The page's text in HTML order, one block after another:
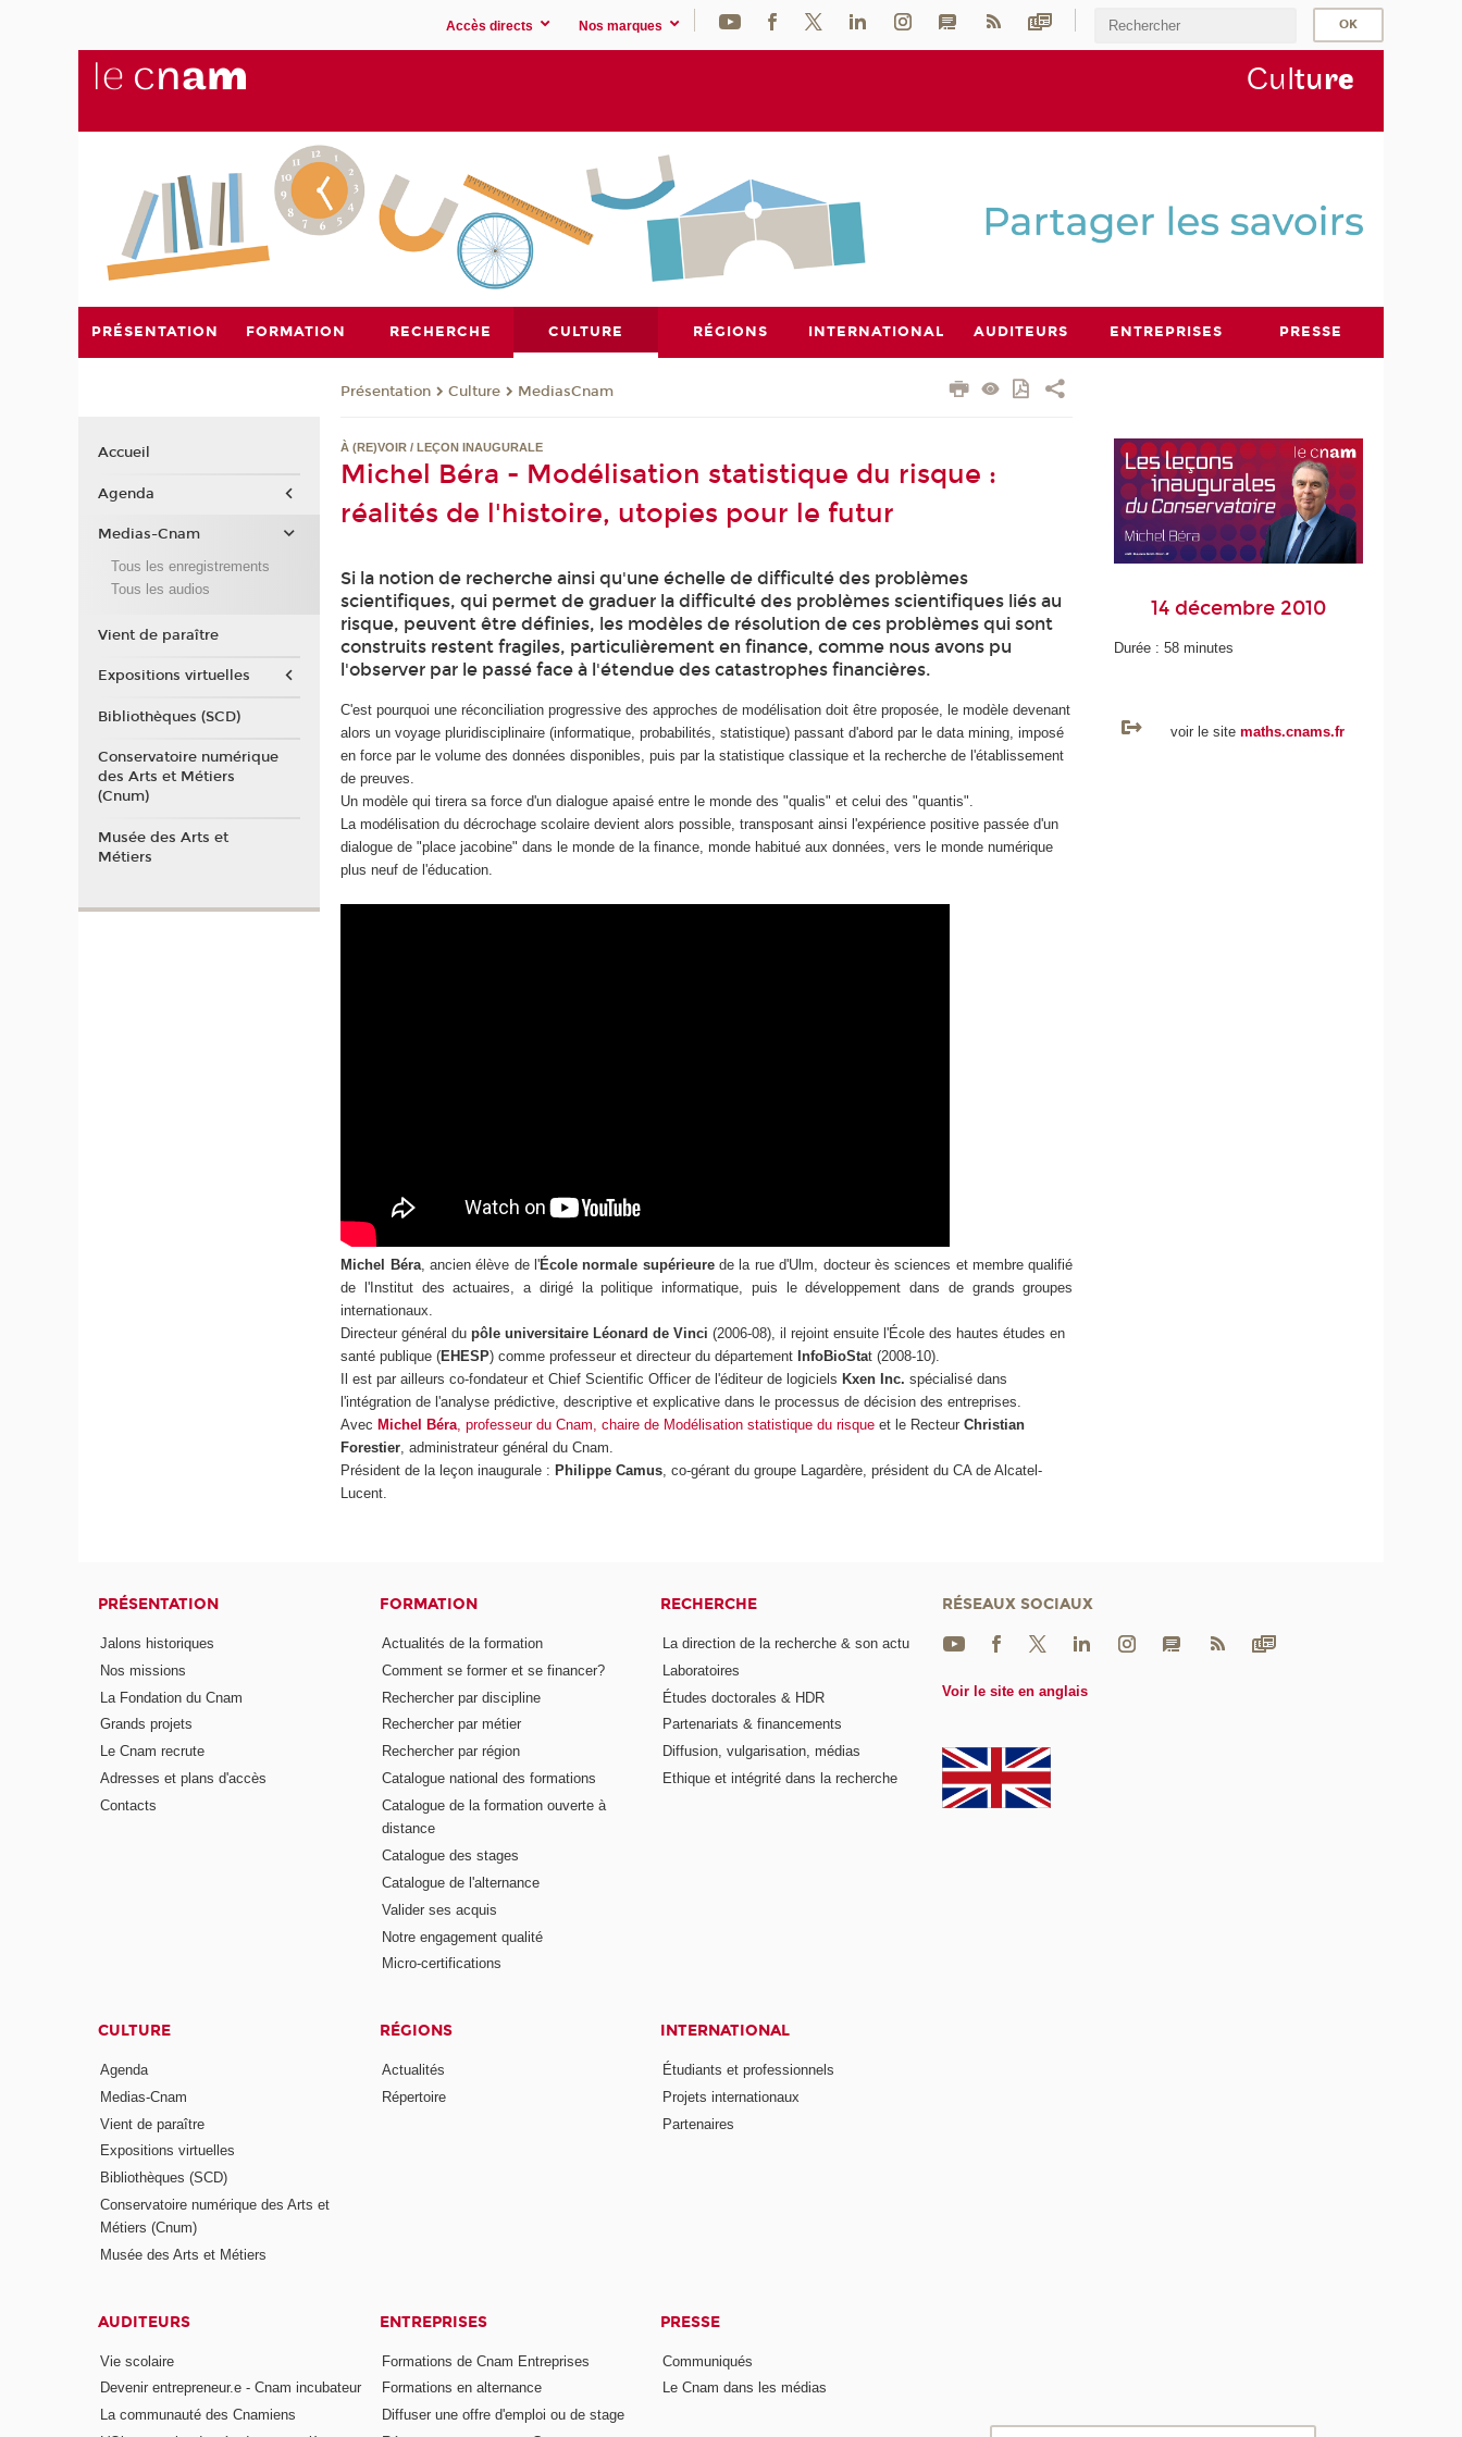
Accès directs Nos marques
Culture
PRÉSENTATION FORMATION RECHERCHE CULTURE RÉGIONS INTERNATIONAL AUDITEURS ENTREPRISES PRESSE
Présentation Culture MediasCnam
À (RE)VOIR / LEÇON INAUGURALE
Michel Béra - Modélisation statistique du risque :
réalités de l'histoire, utopies pour le futur
Si la notion de recherche ainsi qu'une échelle de difficulté des problèmes
scientifiques, qui permet de graduer la difficulté des problèmes scientifiques liés au
risque, peuvent être définies, les modèles de résolution de ces problèmes qui sont
construits restent fragiles, particulièrement en finance, comme nous avons pu
l'observer par le passé face à l'étendue des catastrophes financières.
C'est pourquoi une réconciliation progressive des approches de modélisation doit être proposée, le modèle devenant
alors un voyage pluridisciplinaire (informatique, probabilités, statistique) passant d'abord par le data mining, imposé
en force par le volume des données disponibles, puis par la statistique classique et la recherche de l'établissement
de preuves.
Un modèle qui tirera sa force d'un dialogue apaisé entre le monde des "qualis" et celui des "quantis".
La modélisation du décrochage scolaire devient alors possible, transposant ainsi l'expérience positive passée d'un
dialogue de "place jacobine" dans le monde de la finance, monde habitué aux données, vers le monde numérique
plus neuf de l'éducation.
Michel Béra, ancien élève de l'École normale supérieurede la rue d'Ulm, docteur ès sciences et membre qualifié
de l'Institut des actuaires, a dirigé la politique informatique, puis le développement dans de grands groupes
internationaux.
Directeur général dupôle universitaire Léonard de Vinci (2006-08), il rejoint ensuite l'École des hautes études en
santé publique (EHESP) comme professeur et directeur du départementInfoBioStat (2008-10).
Il est par ailleurs co-fondateur et Chief Scientific Officer de l'éditeur de logicielsKxen Inc. spécialisé dans
l'intégration de l'analyse prédictive, descriptive et explicative dans le processus de décision des entreprises.
AvecMichel Béra , professeur du Cnam, chaire de Modélisation statistique du risqueet le RecteurChristian
Forestier , administrateur général du Cnam.
Président de la leçon inaugurale :Philippe Camus , co-gérant du groupe Lagardère, président du CA de Alcatel-
Lucent.
14 décembre 2010
Durée : 58 minutes
voir le site maths.cnams.fr
Accueil
Agenda
Medias-Cnam
Tous les enregistrements
Tous les audios
Vient de paraître
Expositions virtuelles
Bibliothèques (SCD)
Conservatoire numérique
des Arts et Métiers
(Cnum)
Musée des Arts et
Métiers
PRÉSENTATION
Jalons historiques
Nos missions
La Fondation du Cnam
Grands projets
Le Cnam recrute
Adresses et plans d'accès
Contacts
FORMATION
Actualités de la formation
Comment se former et se financer?
Rechercher par discipline
Rechercher par métier
Rechercher par région
Catalogue national des formations
Catalogue de la formation ouverte à
distance
Catalogue des stages
Catalogue de l'alternance
Valider ses acquis
Notre engagement qualité
Micro-certifications
RECHERCHE
La direction de la recherche & son actu
Laboratoires
Études doctorales & HDR
Partenariats & financements
Diffusion, vulgarisation, médias
Ethique et intégrité dans la recherche
CULTURE
Agenda
Medias-Cnam
Vient de paraître
Expositions virtuelles
Bibliothèques (SCD)
Conservatoire numérique des Arts et
Métiers (Cnum)
Musée des Arts et Métiers
RÉGIONS
Actualités
Répertoire
INTERNATIONAL
Étudiants et professionnels
Projets internationaux
Partenaires
AUDITEURS
Vie scolaire
Devenir entrepreneur.e - Cnam incubateur
La communauté des Cnamiens
ENTREPRISES
Formations de Cnam Entreprises
Formations en alternance
Diffuser une offre d'emploi ou de stage
PRESSE
Communiqués
Le Cnam dans les médias
RÉSEAUX SOCIAUX
Voir le site en anglais